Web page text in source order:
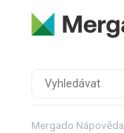
Mergado Nápověda